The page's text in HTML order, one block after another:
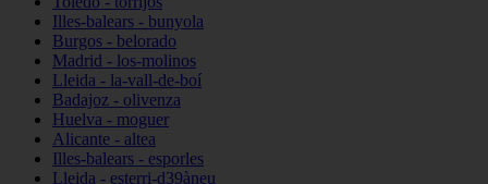
Illes-balears - bunyola
Burgos - belorado
Madrid - los-molinos
Lleida - la-vall-de-boí
Badajoz - olivenza
Huelva - moguer
Alicante - altea
Illes-balears - esporles
Lleida - esterri-d39àneu